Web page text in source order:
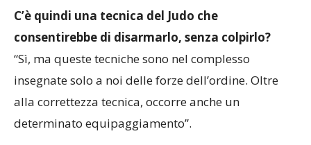
C’è quindi una tecnica del Judo che
consentirebbe di disarmarlo, senza colpirlo?
“Sì, ma queste tecniche sono nel complesso
insegnate solo a noi delle forze dell’ordine. Oltre
alla correttezza tecnica, occorre anche un